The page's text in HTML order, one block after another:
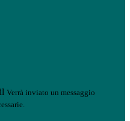
Verrà inviato un messaggio